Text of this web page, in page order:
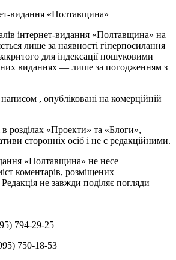
видання «Полтавщина»
інтернет-видання «Полтавщина» на
лише за наявності гіперпосилання
для індексації пошуковими
виданнях — лише за погодженням з
написом , опубліковані на комерційній
розділах «Проекти» та «Блоги»,
сторонніх осіб і не є редакційними.
«Полтавщина» не несе
коментарів, розміщених
не завжди поділяє погляди
794-29-25
750-18-53